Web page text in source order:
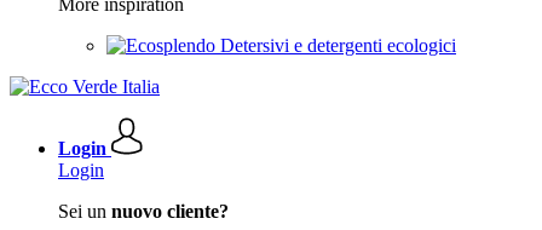
More inspiration
Detersivi e detergenti ecologici
Login
Login
Sei un nuovo cliente?